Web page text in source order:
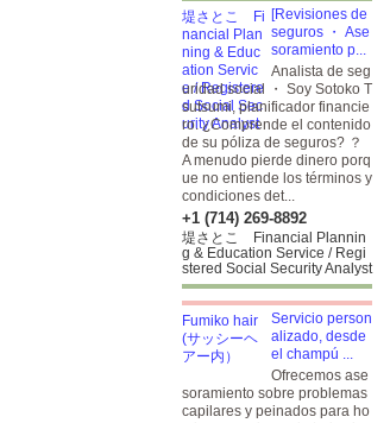
[Revisiones de
seguros ・ Ase
soramiento p...
Analista de seg
uridad social ・ Soy Sotoko T
sutsumi, planificador financie
ro. ¿Comprende el contenido
de su póliza de seguros? ？
A menudo pierde dinero porq
ue no entiende los términos y
condiciones det...
+1 (714) 269-8892
堤さとこ Financial Plannin
g & Education Service / Regi
stered Social Security Analyst
Servicio person
alizado, desde
el champú ...
Ofrecemos ase
soramiento sobre problemas
capilares y peinados para ho